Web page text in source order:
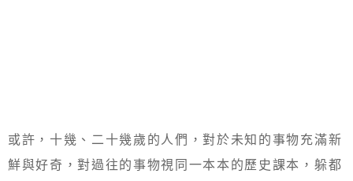
或許，十幾、二十幾歲的人們，對於未知的事物充滿新
鮮與好奇，對過往的事物視同一本本的歷史課本，躲都